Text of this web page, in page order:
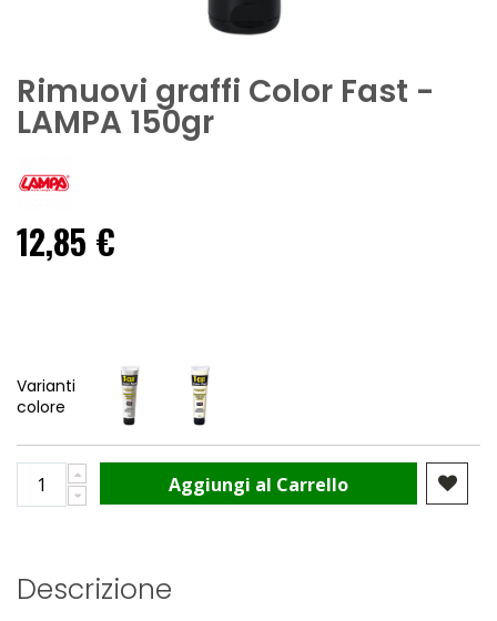
Rimuovi graffi Color Fast -
LAMPA 150gr
12,85 €
Varianti
colore
Aggiungi al Carrello
Descrizione